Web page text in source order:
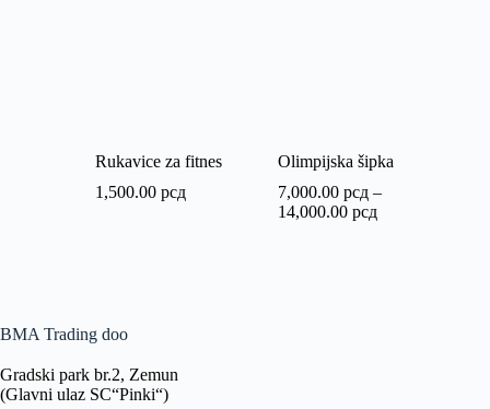
Rukavice za fitnes
1,500.00 рсд
Olimpijska šipka
7,000.00 рсд –
14,000.00 рсд
BMA Trading doo
Gradski park br.2, Zemun
(Glavni ulaz SC“Pinki“)